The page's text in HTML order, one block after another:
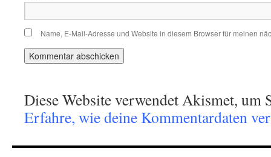
Name, E-Mail-Adresse und Website in diesem Browser für meinen
Diese Website verwendet Akismet, um
Erfahre, wie deine Kommentardaten